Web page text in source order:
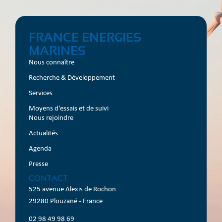
FRANCE ENERGIES
MARINES
Nous connaître
Recherche & Développement
Services
Moyens d'essais et de suivi
Nous rejoindre
Actualités
Agenda
Presse
CONTACT
525 avenue Alexis de Rochon
29280 Plouzané - France
02 98 49 98 69